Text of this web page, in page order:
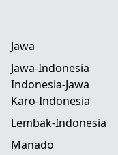
Jawa
Jawa-Indonesia
Indonesia-Jawa
Karo-Indonesia
Lembak-Indonesia
Manado